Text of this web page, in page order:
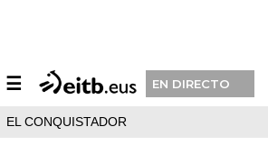
☰ EN DIRECTO
EL CONQUISTADOR